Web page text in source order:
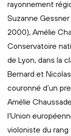
rayonnement
Suzanne
2000), Amélie
Conservatoire
de Lyon, dans la
Bernard et
couronné d’un
Amélie
l’Union
violoniste du rang